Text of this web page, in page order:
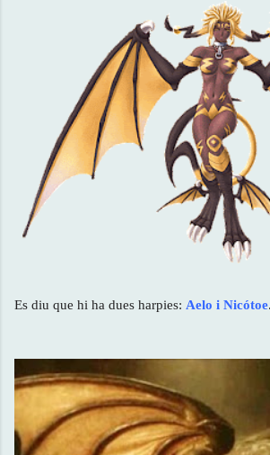
Es diu que hi ha dues harpies: Aelo i Nicótoe.